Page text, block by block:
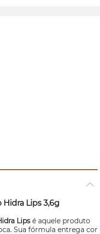
Lips 3,6g
Lips é aquele produto
Sua fórmula entrega cor